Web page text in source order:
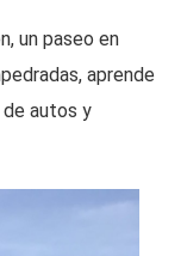
un paseo en
aprende
autos y